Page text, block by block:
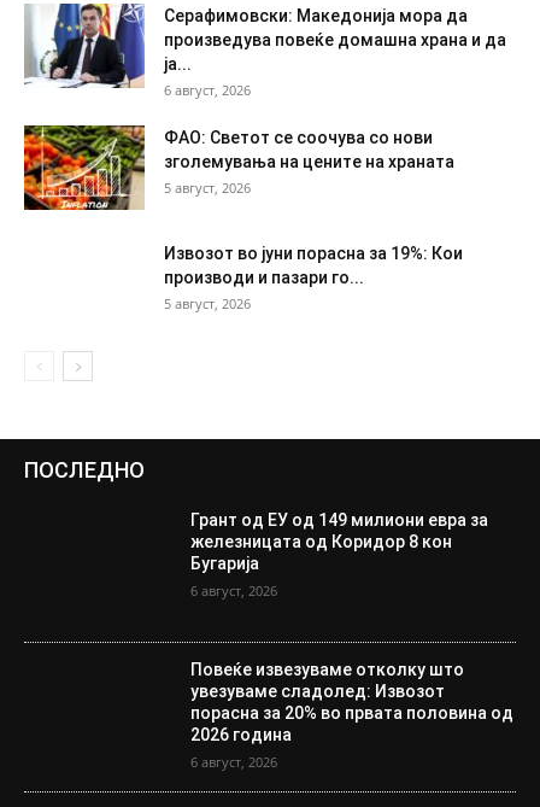
Серафимовски: Македонија мора да
произведува повеќе домашна храна и да
ја...
6 август, 2026
ФАО: Светот се соочува со нови
зголемувања на цените на храната
5 август, 2026
Извозот во јуни порасна за 19%: Кои
производи и пазари го...
5 август, 2026
ПОСЛЕДНО
Грант од ЕУ од 149 милиони евра за
железницата од Коридор 8 кон
Бугарија
6 август, 2026
Повеќе извезуваме отколку што
увезуваме сладолед: Извозот
порасна за 20% во првата половина од
2026 година
6 август, 2026